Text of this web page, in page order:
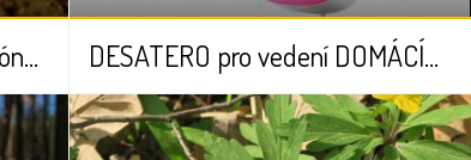
Péče o rostliny doma, na balkóně nebo na zahradě DESATERO pro vedení DOMÁCÍHO UČENÍ učiteli